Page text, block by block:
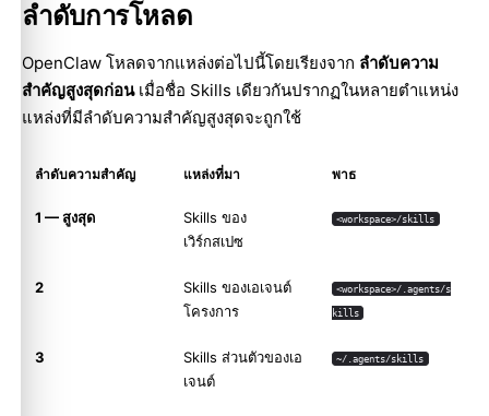
ลำดับการโหลด
OpenClaw โหลดจากแหล่งต่อไปนี้โดยเรียงจาก ลำดับความ
สำคัญสูงสุดก่อนเมื่อชื่อ Skills เดียวกันปรากฏในหลายตำแหน่ง
แหล่งที่มีลำดับความสำคัญสูงสุดจะถูกใช้
ลำดับความสำคัญ แหล่งที่มา พาธ
1 — สูงสุด
Skills ของ
เวิร์กสเปซ
<workspace>/skills
2
Skills ของเอเจนต์
โครงการ
<workspace>/.agents/s
kills
3
Skills ส่วนตัวของเอ
เจนต์
~/.agents/skills